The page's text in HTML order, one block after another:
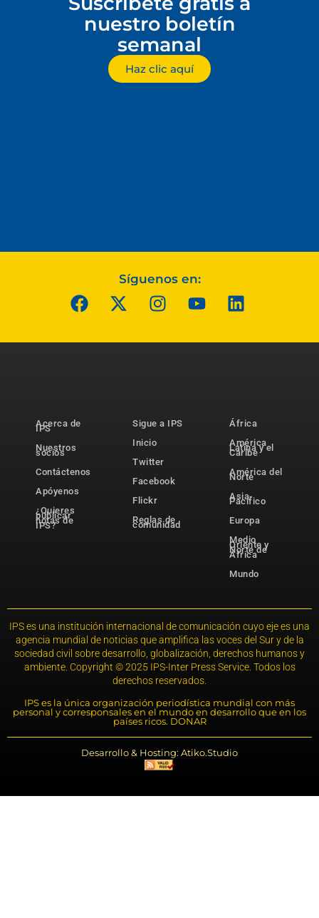
nuestro boletín
semanal
Haz clic aquí
Síguenos en:
Acerca de
IPS
Nuestros
socios
Contáctenos
Apóyenos
¿Quieres
publicar
notas de
IPS?
Sigue a IPS
Inicio
Twitter
Facebook
Flickr
Reglas de
comunidad
África
América
Latina y el
Caribe
América del
Norte
Asia-
Pacífico
Europa
Medio
Oriente y
Norte de
África
Mundo
IPS es una institución internacional de comunicación cuyo eje es una
agencia mundial de noticias que amplifica las voces del Sur y de la
sociedad civil sobre desarrollo, globalización, derechos humanos y
ambiente. Copyright © 2025 IPS-Inter Press Service. Todos los
derechos reservados.
IPS es la única organización periodística mundial con más
personal y corresponsales en el mundo en desarrollo que en los
países ricos. DONAR
Desarrollo & Hosting: Atiko.Studio